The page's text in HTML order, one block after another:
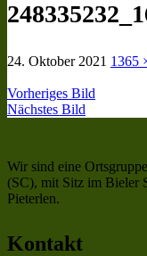
24. Oktober 2021 1365
Vorheriges Bild
Nächstes Bild
Wir sind eine
(SC), mit Sitz im Bieler
Pieterlen.
Kontakt